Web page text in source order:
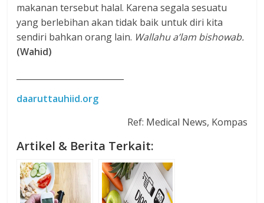
makanan tersebut halal. Karena segala sesuatu
yang berlebihan akan tidak baik untuk diri kita
sendiri bahkan orang lain. Wallahu a’lam bishowab.
(Wahid)
daaruttauhiid.org
Ref: Medical News, Kompas
Artikel & Berita Terkait: